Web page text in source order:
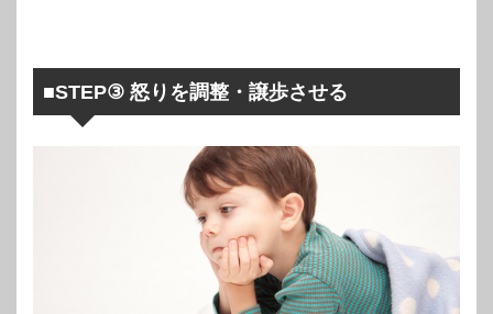
■STEP③ 怒りを調整・譲歩させる